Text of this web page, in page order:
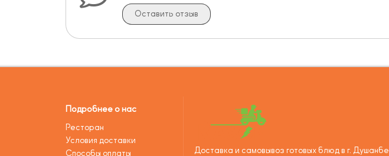
Оставить отзыв
Подробнее о нас
Ресторан
Условия доставки
Способы оплаты
Доставка и самовывоз готовых блюд в г. Душанбе